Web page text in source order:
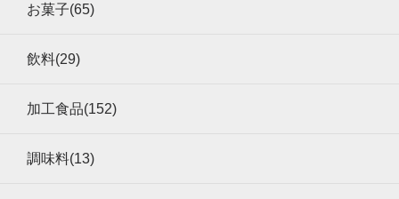
お菓子(65)
飲料(29)
加工食品(152)
調味料(13)